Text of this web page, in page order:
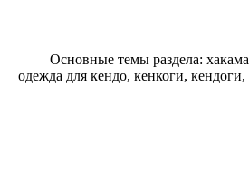
Основные темы раздела:
одежда для кендо, кенкоги,